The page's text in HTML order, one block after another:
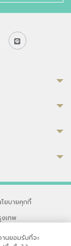
โยบายคุกกี้
เทพ
นยอมรับที่จะ